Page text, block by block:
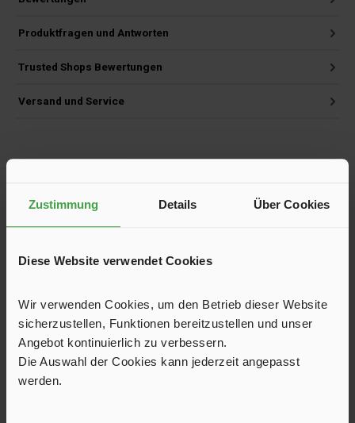
Zustimmung Details Über Cookies
Diese Website verwendet Cookies
Wir verwenden Cookies, um den Betrieb dieser Website
sicherzustellen, Funktionen bereitzustellen und unser
Angebot kontinuierlich zu verbessern.
Die Auswahl der Cookies kann jederzeit angepasst
werden.
Produktfragen und Antworten
Trusted Shops Bewertungen
Versand und Service